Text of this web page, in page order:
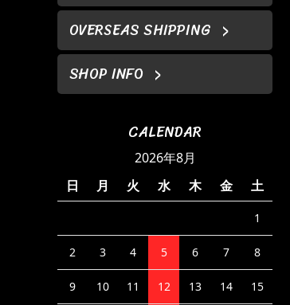
OVERSEAS SHIPPING
SHOP INFO
CALENDAR
2026年8月
日
月 火 水 木 金 土
1
2 3 4 5 6 7 8
9 10 11 12 13 14 15